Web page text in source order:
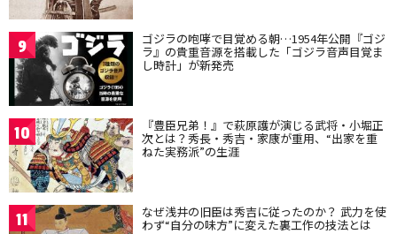
9 ゴジラの咆哮で目覚める朝…1954年公開『ゴジ
ラ』の貴重音源を搭載した「ゴジラ音声目覚ま
し時計」が新発売
10 『豊臣兄弟！』で萩原護が演じる武将・小堀正
次とは？秀長・秀吉・家康が重用、“出家を重
ねた実務派”の生涯
11 なぜ浅井の旧臣は秀吉に従ったのか？ 武力を使
わず“自分の味方”に変えた裏工作の技法とは